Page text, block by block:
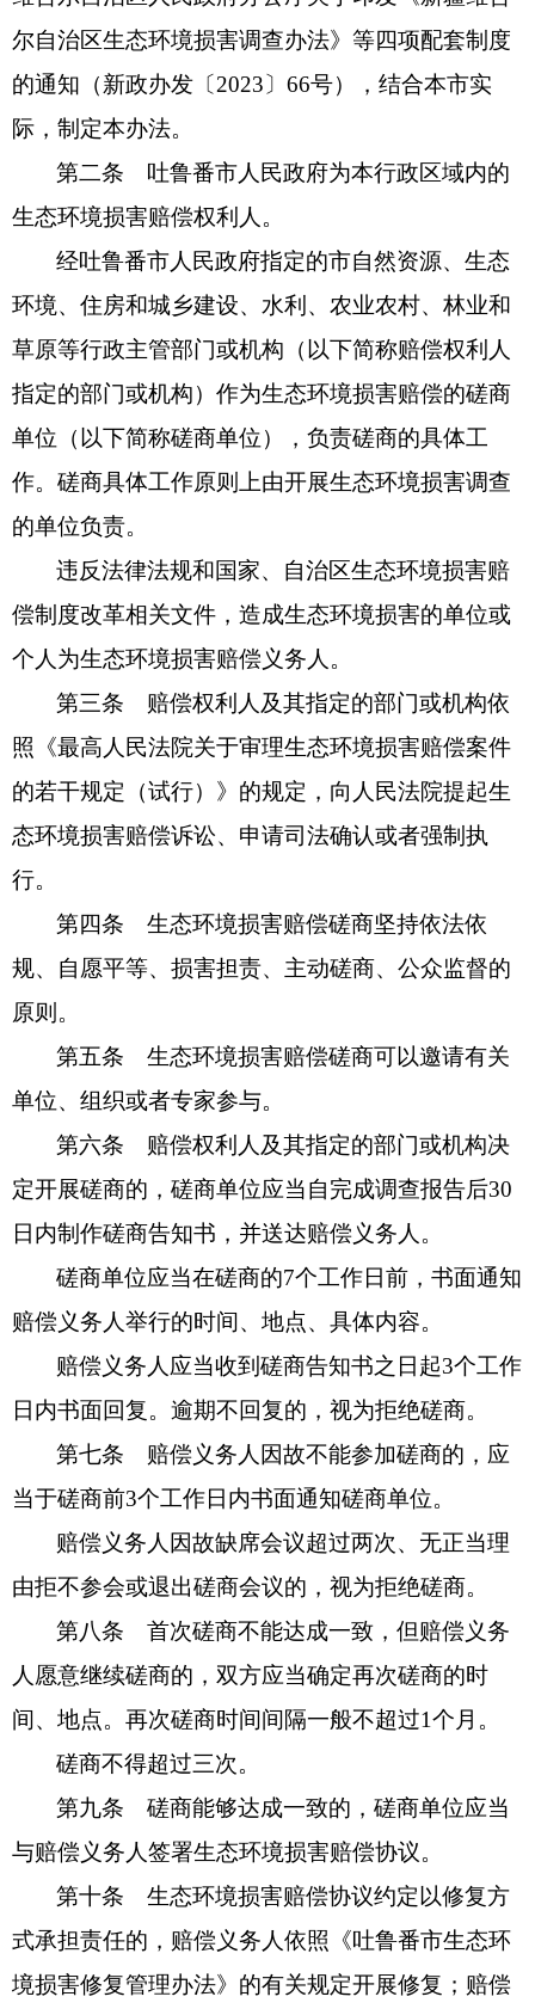
尔自治区生态环境损害调查办法》等四项配套制度
的通知（新政办发〔2023〕66号），结合本市实
际，制定本办法。
第二条 吐鲁番市人民政府为本行政区域内的
生态环境损害赔偿权利人。
经吐鲁番市人民政府指定的市自然资源、生态
环境、住房和城乡建设、水利、农业农村、林业和
草原等行政主管部门或机构（以下简称赔偿权利人
指定的部门或机构）作为生态环境损害赔偿的磋商
单位（以下简称磋商单位），负责磋商的具体工
作。磋商具体工作原则上由开展生态环境损害调查
的单位负责。
违反法律法规和国家、自治区生态环境损害赔
偿制度改革相关文件，造成生态环境损害的单位或
个人为生态环境损害赔偿义务人。
第三条 赔偿权利人及其指定的部门或机构依
照《最高人民法院关于审理生态环境损害赔偿案件
的若干规定（试行）》的规定，向人民法院提起生
态环境损害赔偿诉讼、申请司法确认或者强制执
行。
第四条 生态环境损害赔偿磋商坚持依法依
规、自愿平等、损害担责、主动磋商、公众监督的
原则。
第五条 生态环境损害赔偿磋商可以邀请有关
单位、组织或者专家参与。
第六条 赔偿权利人及其指定的部门或机构决
定开展磋商的，磋商单位应当自完成调查报告后30
日内制作磋商告知书，并送达赔偿义务人。
磋商单位应当在磋商的7个工作日前，书面通知
赔偿义务人举行的时间、地点、具体内容。
赔偿义务人应当收到磋商告知书之日起3个工作
日内书面回复。逾期不回复的，视为拒绝磋商。
第七条 赔偿义务人因故不能参加磋商的，应
当于磋商前3个工作日内书面通知磋商单位。
赔偿义务人因故缺席会议超过两次、无正当理
由拒不参会或退出磋商会议的，视为拒绝磋商。
第八条 首次磋商不能达成一致，但赔偿义务
人愿意继续磋商的，双方应当确定再次磋商的时
间、地点。再次磋商时间间隔一般不超过1个月。
磋商不得超过三次。
第九条 磋商能够达成一致的，磋商单位应当
与赔偿义务人签署生态环境损害赔偿协议。
第十条 生态环境损害赔偿协议约定以修复方
式承担责任的，赔偿义务人依照《吐鲁番市生态环
境损害修复管理办法》的有关规定开展修复；赔偿